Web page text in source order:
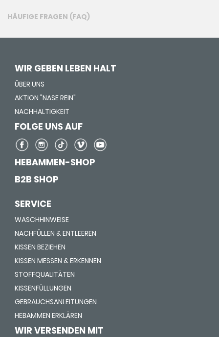
HÄUFIGE FRAGEN (FAQ)
WIR GEBEN LEBEN HALT
ÜBER UNS
AKTION "NASE REIN"
NACHHALTIGKEIT
FOLGE UNS AUF
HEBAMMEN-SHOP
B2B SHOP
SERVICE
WASCHHINWEISE
NACHFÜLLEN & ENTLEEREN
KISSEN BEZIEHEN
KISSEN MESSEN & ERKENNEN
STOFFQUALITÄTEN
KISSENFÜLLUNGEN
GEBRAUCHSANLEITUNGEN
HEBAMMEN ERKLÄREN
WIR VERSENDEN MIT